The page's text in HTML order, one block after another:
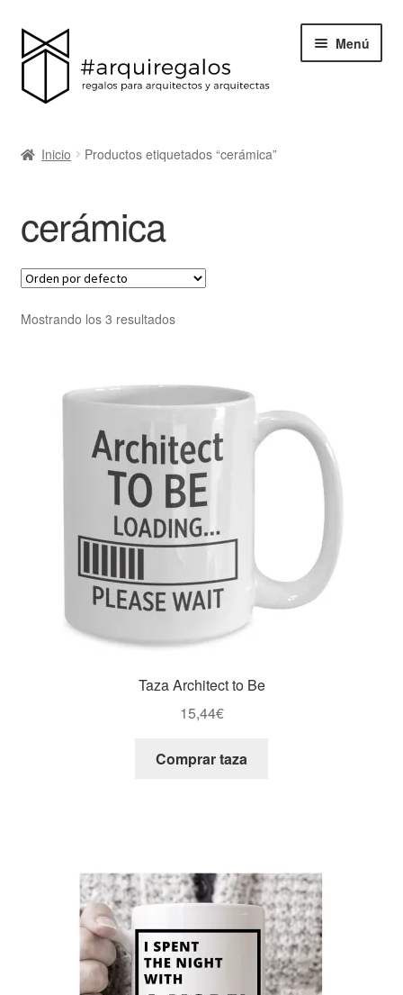
Menú
BLACK FRIDAY
Blog
Acerca de ArquiRegalos
Inicio Productos etiquetados “cerámica”
cerámica
Mostrando los 3 resultados
Taza Architect to Be
15,44€
Comprar taza